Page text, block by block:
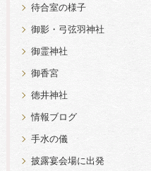
待合室の様子
御影・弓弦羽神社
御霊神社
御香宮
徳井神社
情報ブログ
手水の儀
披露宴会場に出発